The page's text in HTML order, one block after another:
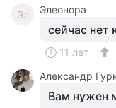
Эл Элеонора
сейчас нет
11 лет
Александр
Вам нужен